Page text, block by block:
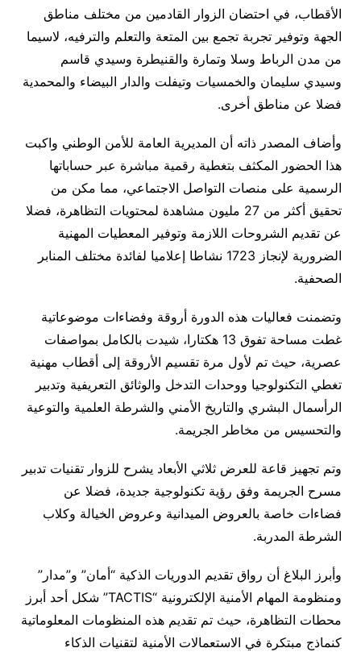
الأقطاب، في احتضان الزوار القادمين من مختلف مناطق
الجهة وتوفير تجربة تجمع بين المتعة والتعلم والترفيه، لاسيما
من مدن الرباط وسلا وتمارة والقنيطرة وسيدي قاسم
وسيدي سليمان والخمسيات وتيفلت والدار البيضاء والمحمدية
فضلا عن مناطق أخرى.
وأضاف المصدر ذاته أن المديرية العامة للأمن الوطني واكبت
هذا الحضور المكثف بتغطية رقمية مباشرة عبر حساباتها
الرسمية على منصات التواصل الاجتماعي، مما مكن من
تحقيق أكثر من 27 مليون مشاهدة لمحتويات التظاهرة، فضلا
عن تقديم الشروحات اللازمة وتوفير المعطيات المهنية
الضرورية لإنجاز 1723 نشاطا إعلاميا لفائدة مختلف المنابر
الصحفية.
وتضمنت فعاليات هذه الدورة أروقة وفضاءات موضوعاتية
غطت مساحة تفوق 13 هكتارا، شيدت بالكامل بمواصفات
عصرية، حيث تم لأول مرة تقسيم الأروقة إلى أقطاب مهنية
تغطي التكنولوجيا ووحدات التدخل والوثائق التعريفية وتدبير
الرأسمال البشري والتاريخ الأمني والشرطة العلمية والتوعية
والتحسيس من مخاطر الجريمة.
وتم تجهيز قاعة للعرض ثلاثي الأبعاد يشرح للزوار تقنيات تدبير
مسرح الجريمة وفق رؤية تكنولوجية جديدة، فضلا عن
فضاءات خاصة بالعروض الميدانية وعروض الخيالة وكلاب
الشرطة المدربة.
وأبرز البلاغ أن رواق تقديم الدوريات الذكية “أمان” و”مدار”
ومنظومة المهام الأمنية الإلكترونية “TACTIS” شكل أحد أبرز
محطات التظاهرة، حيث تم تقديم هذه المنظومات المعلوماتية
كنماذج مبتكرة في الاستعمالات الأمنية لتقنيات الذكاء